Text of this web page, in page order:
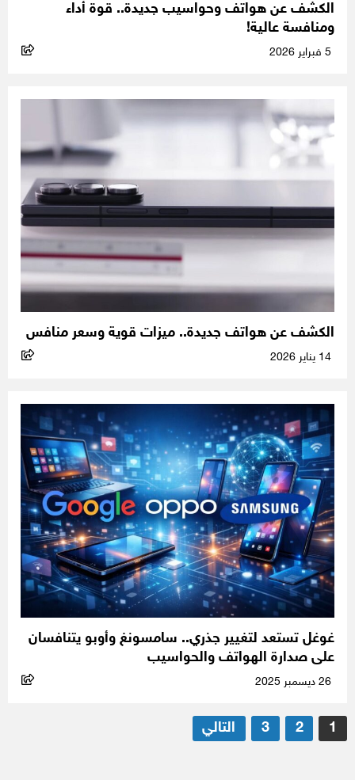
الكشف عن هواتف وحواسيب جديدة.. قوة أداء
ومنافسة عالية!
الكشف عن هواتف جديدة.. ميزات قوية وسعر منافس
غوغل تستعد لتغيير جذري.. سامسونغ وأوبو يتنافسان
على صدارة الهواتف والحواسيب
تعدد
صفحات
1
2
3 التالي